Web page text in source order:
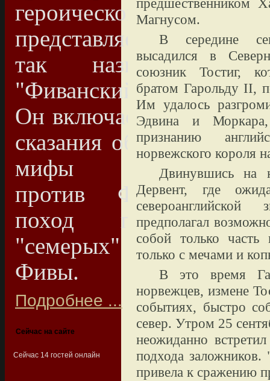
героического эпоса
представляет собой
так называемый
"Фиванский цикл".
Он включает в себе
сказания об Эдипе,
мифы "Семеро
против Фив" и
поход потомков
"семерых" на
Фивы.
Подробнее ...
Сейчас на сайте
Сейчас 14 гостей онлайн
предшественником
Магнусом.
В середине
высадился в
союзник Тостиг,
братом Гарольду II,
Им удалось
Эдвина и
признанию
норвежского короля
Двинувшись на
Дервент, где
предполагал
собой только
только с мечами и
В это время
норвежцев, измене
событиях, быстро
север. Утром 25
неожиданно
подхода заложников.
привела к сражению